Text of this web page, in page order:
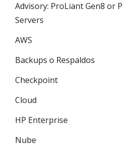
Advisory: ProLiant Gen8 or
Servers
AWS
Backups o Respaldos
Checkpoint
Cloud
HP Enterprise
Nube